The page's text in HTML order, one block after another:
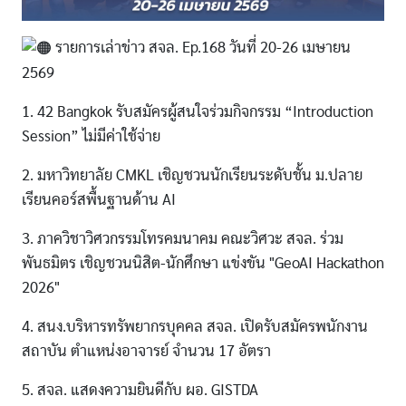
รายการเล่าข่าว สจล. Ep.168 วันที่ 20-26 เมษายน
2569
1. 42 Bangkok รับสมัครผู้สนใจร่วมกิจกรรม “Introduction
Session” ไม่มีค่าใช้จ่าย
2. มหาวิทยาลัย CMKL เชิญชวนนักเรียนระดับชั้น ม.ปลาย
เรียนคอร์สพื้นฐานด้าน AI
3. ภาควิชาวิศวกรรมโทรคมนาคม คณะวิศวะ สจล. ร่วม
พันธมิตร เชิญชวนนิสิต-นักศึกษา แข่งขัน "GeoAI Hackathon
2026"
4. สนง.บริหารทรัพยากรบุคคล สจล. เปิดรับสมัครพนักงาน
สถาบัน ตำแหน่งอาจารย์ จำนวน 17 อัตรา
5. สจล. แสดงความยินดีกับ ผอ. GISTDA